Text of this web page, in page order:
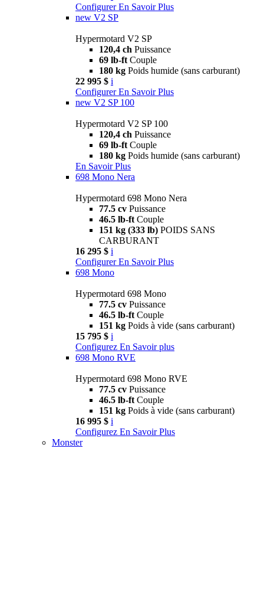
Configurer En Savoir Plus
new V2 SP
Hypermotard V2 SP
120,4 ch Puissance
69 lb-ft Couple
180 kg Poids humide (sans carburant)
22 995 $ i
Configurer En Savoir Plus
new V2 SP 100
Hypermotard V2 SP 100
120,4 ch Puissance
69 lb-ft Couple
180 kg Poids humide (sans carburant)
En Savoir Plus
698 Mono Nera
Hypermotard 698 Mono Nera
77.5 cv Puissance
46.5 lb-ft Couple
151 kg (333 lb) POIDS SANS
CARBURANT
16 295 $ i
Configurer En Savoir Plus
698 Mono
Hypermotard 698 Mono
77.5 cv Puissance
46.5 lb-ft Couple
151 kg Poids à vide (sans carburant)
15 795 $ i
Configurez En Savoir plus
698 Mono RVE
Hypermotard 698 Mono RVE
77.5 cv Puissance
46.5 lb-ft Couple
151 kg Poids à vide (sans carburant)
16 995 $ i
Configurez En Savoir Plus
Monster